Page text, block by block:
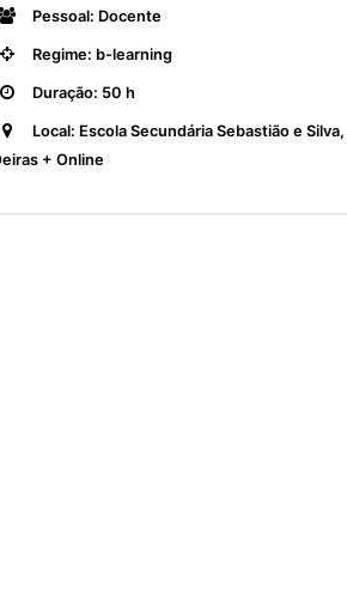
Pessoal: Docente
Regime: b-learning
Duração: 50 h
Local: Escola Secundária Sebastião e Silva,
+ Online